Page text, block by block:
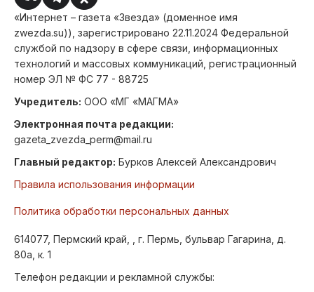
«Интернет – газета «Звезда» (доменное имя
zwezda.su)), зарегистрировано 22.11.2024 Федеральной
службой по надзору в сфере связи, информационных
технологий и массовых коммуникаций, регистрационный
номер ЭЛ № ФС 77 - 88725
Учредитель: ООО «МГ «МАГМА»
Электронная почта редакции:
gazeta_zvezda_perm@mail.ru
Главный редактор: Бурков Алексей Александрович
Правила использования информации
Политика обработки персональных данных
614077, Пермский край, , г. Пермь, бульвар Гагарина, д.
80а, к. 1
Телефон редакции и рекламной службы: